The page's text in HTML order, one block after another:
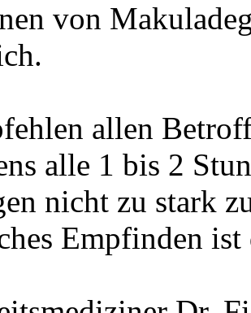
von
allen
alle 1 bis 2
nicht zu stark
Empfinden